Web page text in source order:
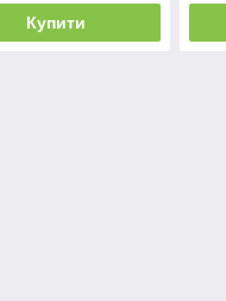
Купити